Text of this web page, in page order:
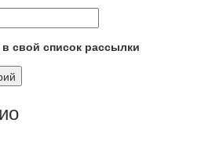
свой список рассылки